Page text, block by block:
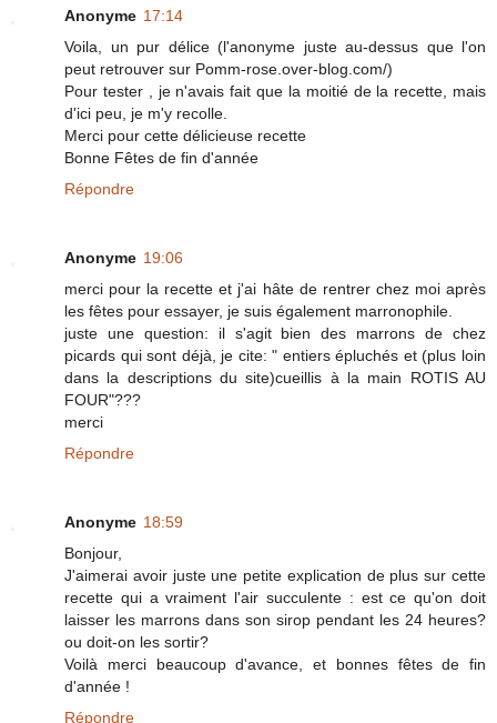
Anonyme 17:14
Voila, un pur délice (l'anonyme juste au-dessus que l'on
peut retrouver sur Pomm-rose.over-blog.com/)
Pour tester , je n'avais fait que la moitié de la recette, mais
d'ici peu, je m'y recolle.
Merci pour cette délicieuse recette
Bonne Fêtes de fin d'année
Répondre
Anonyme 19:06
merci pour la recette et j'ai hâte de rentrer chez moi après
les fêtes pour essayer, je suis également marronophile.
juste une question: il s'agit bien des marrons de chez
picards qui sont déjà, je cite: " entiers épluchés et (plus loin
dans la descriptions du site)cueillis à la main ROTIS AU
FOUR"???
merci
Répondre
Anonyme 18:59
Bonjour,
J'aimerai avoir juste une petite explication de plus sur cette
recette qui a vraiment l'air succulente : est ce qu'on doit
laisser les marrons dans son sirop pendant les 24 heures?
ou doit-on les sortir?
Voilà merci beaucoup d'avance, et bonnes fêtes de fin
d'année !
Répondre